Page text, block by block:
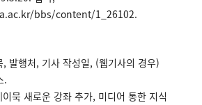
bbs/content/1_26102.
, 발행처, 기사 작성일, (웹기사의 경우)
.
묵 새로운 강좌 추가, 미디어 통한 지식